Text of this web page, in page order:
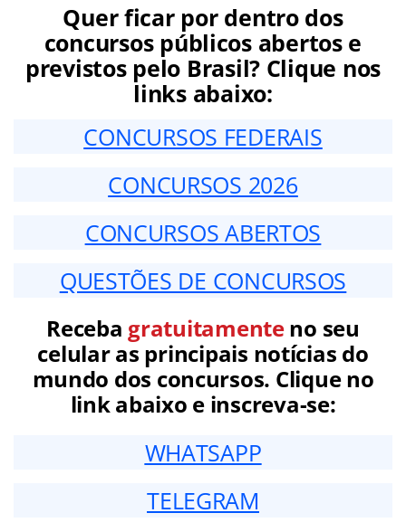
Quer ficar por dentro dos
concursos públicos abertos e
previstos pelo Brasil? Clique nos
links abaixo:
CONCURSOS FEDERAIS
CONCURSOS 2026
CONCURSOS ABERTOS
QUESTÕES DE CONCURSOS
Receba gratuitamenteno seu
celular as principais notícias do
mundo dos concursos. Clique no
link abaixo e inscreva-se:
WHATSAPP
TELEGRAM